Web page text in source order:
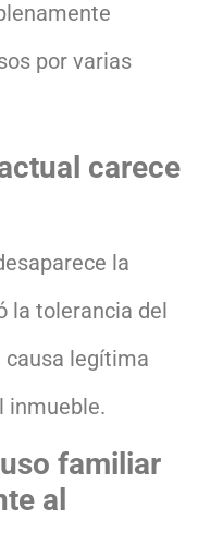
por varias
carece
la
la tolerancia del
causa legítima
inmueble.
familiar
al